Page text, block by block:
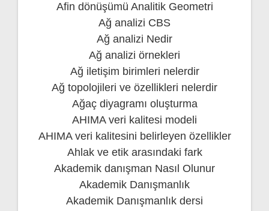
Afin dönüşümü Analitik Geometri
Ağ analizi CBS
Ağ analizi Nedir
Ağ analizi örnekleri
Ağ iletişim birimleri nelerdir
Ağ topolojileri ve özellikleri nelerdir
Ağaç diyagramı oluşturma
AHIMA veri kalitesi modeli
AHIMA veri kalitesini belirleyen özellikler
Ahlak ve etik arasındaki fark
Akademik danışman Nasıl Olunur
Akademik Danışmanlık
Akademik Danışmanlık dersi